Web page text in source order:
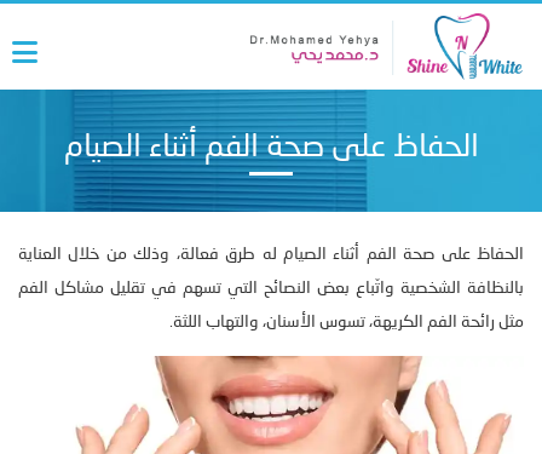
الحفاظ على صحة الفم أثناء الصيام
الحفاظ على صحة الفم أثناء الصيام له طرق فعالة، وذلك من خلال العناية
بالنظافة الشخصية واتّباع بعض النصائح التي تسهم في تقليل مشاكل الفم
مثل رائحة الفم الكريهة، تسوس الأسنان، والتهاب اللثة.